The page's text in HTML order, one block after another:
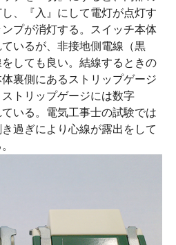
、『入』にして電灯が点灯す
プが消灯する。スイッチ本体
いるが、非接地側電線（黒
しても良い。結線するときの
裏側にあるストリップゲージ
トリップゲージには数字
ている。電気工事士の試験では
過ぎにより心線が露出をして